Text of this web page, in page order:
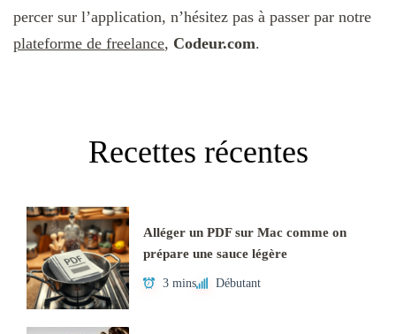
percer sur l’application, n’hésitez pas à passer par notre
plateforme de freelance, Codeur.com.
Recettes récentes
Alléger un PDF sur Mac comme on
prépare une sauce légère
3 mins Débutant